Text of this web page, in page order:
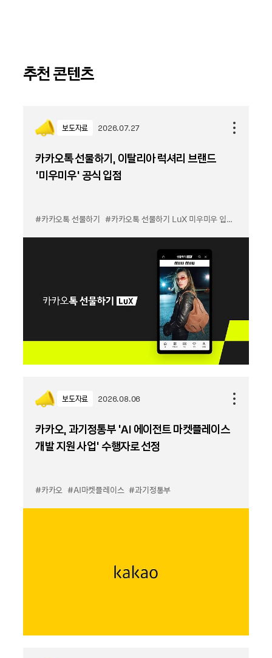
추천 콘텐츠
보도자료 2026.07.27
카카오톡 선물하기, 이탈리아 럭셔리 브랜드
'미우미우' 공식 입점
#카카오톡 선물하기 #카카오톡 선물하기 LuX 미우미우 입점
보도자료 2026.08.06
카카오, 과기정통부 ‘AI 에이전트 마켓플레이스
개발 지원 사업’ 수행자로 선정
#카카오 #AI마켓플레이스 #과기정통부